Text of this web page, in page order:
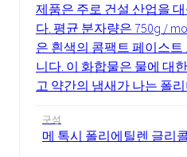
제품은 주로 건설 산업을
다. 평균 분자량은 750g /
은 흰색의 콤팩트 페이스트
니다. 이 화합물은 물에 대
고 약간의 냄새가 나는 폴
구성
메 톡시 폴리에틸렌 글리